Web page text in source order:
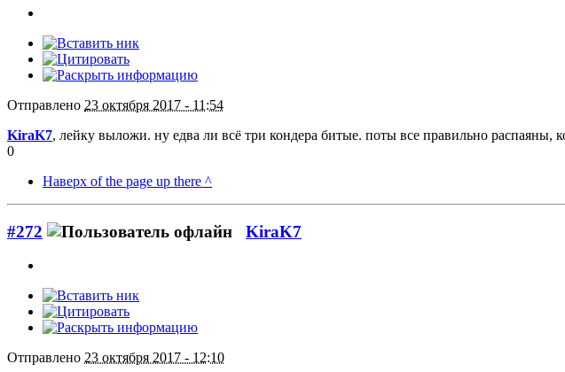
Отправлено 23 октября 2017 - 11:54
KiraK7, лейку выложи. ну едва ли всё три кондера битые. поты все правильно распаяны,
0
Наверх of the page up there ^
#272 KiraK7
Отправлено 23 октября 2017 - 12:10